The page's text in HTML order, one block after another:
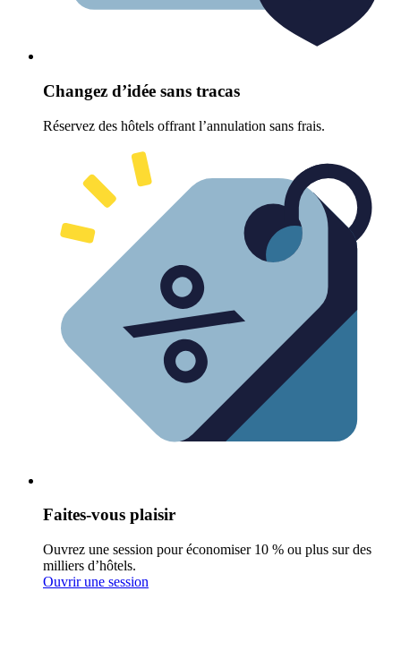
Changez d’idée sans tracas
Réservez des hôtels offrant l’annulation sans frais.
Faites-vous plaisir
Ouvrez une session pour économiser 10 % ou plus sur des
milliers d’hôtels.
Ouvrir une session